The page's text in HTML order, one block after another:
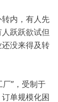
内，有人先
跃跃欲试但
没来得及转
厂”，受制于
单规模化困